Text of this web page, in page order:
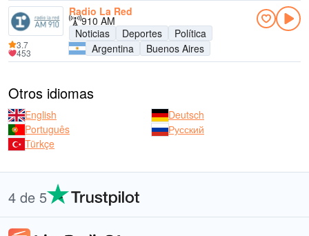
Radio La Red
910 AM
Noticias
Deportes
Política
Argentina
Buenos Aires
3.7
453
Otros idiomas
English
Deutsch
Português
Русский
Türkçe
4 de 5